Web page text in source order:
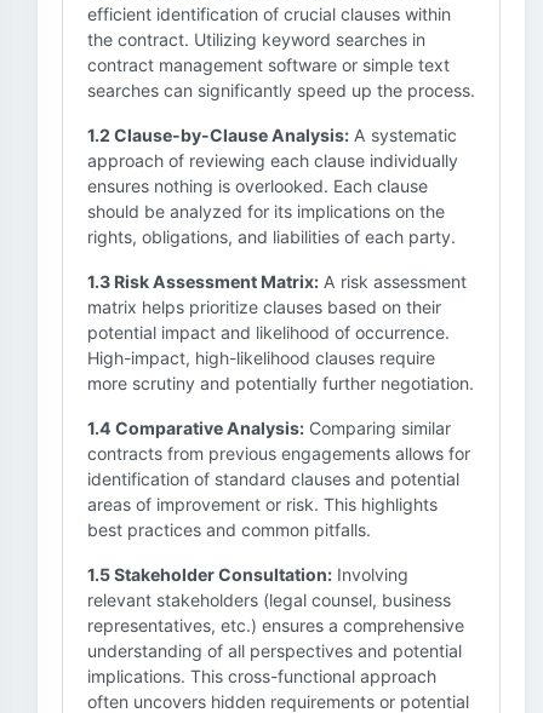
efficient identification of crucial clauses within
the contract. Utilizing keyword searches in
contract management software or simple text
searches can significantly speed up the process.
1.2 Clause-by-Clause Analysis: A systematic
approach of reviewing each clause individually
ensures nothing is overlooked. Each clause
should be analyzed for its implications on the
rights, obligations, and liabilities of each party.
1.3 Risk Assessment Matrix: A risk assessment
matrix helps prioritize clauses based on their
potential impact and likelihood of occurrence.
High-impact, high-likelihood clauses require
more scrutiny and potentially further negotiation.
1.4 Comparative Analysis: Comparing similar
contracts from previous engagements allows for
identification of standard clauses and potential
areas of improvement or risk. This highlights
best practices and common pitfalls.
1.5 Stakeholder Consultation: Involving
relevant stakeholders (legal counsel, business
representatives, etc.) ensures a comprehensive
understanding of all perspectives and potential
implications. This cross-functional approach
often uncovers hidden requirements or potential